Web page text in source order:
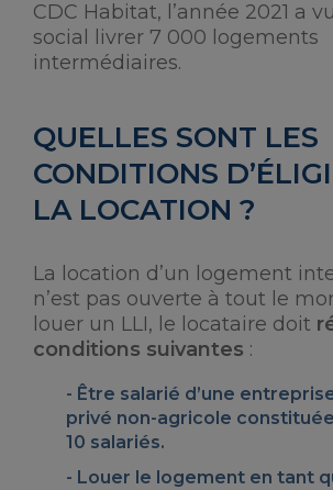
CDC Habitat, l’année 2021 a
social livrer 7 000 logements
intermédiaires.
QUELLES SONT LES
CONDITIONS
LA LOCATION ?
La location d’un logement
n’est pas ouverte à tout le
louer un LLI, le locataire doit
conditions suivantes :
Être salarié d’une
privé non-agricole constituée
10 salariés.
Louer le logement en tant